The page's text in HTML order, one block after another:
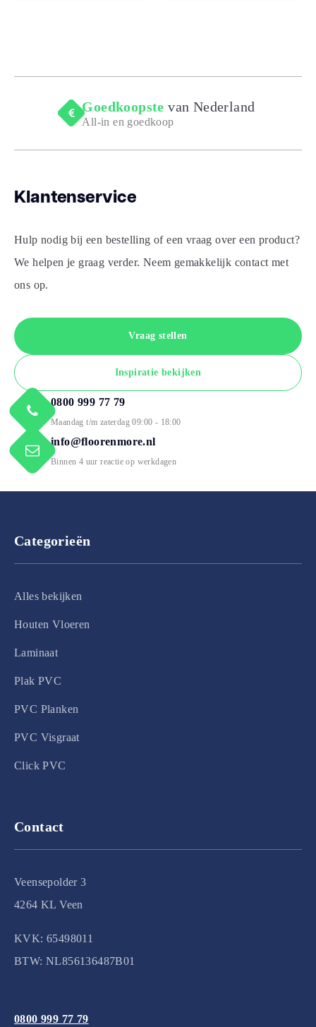
Goedkoopste van Nederland
All-in en goedkoop
Klantenservice
Hulp nodig bij een bestelling of een vraag over een product?
We helpen je graag verder. Neem gemakkelijk contact met
ons op.
Vraag stellen
Inspiratie bekijken
0800 999 77 79
Maandag t/m zaterdag 09:00 - 18:00
info@floorenmore.nl
Binnen 4 uur reactie op werkdagen
Categorieën
Alles bekijken
Houten Vloeren
Laminaat
Plak PVC
PVC Planken
PVC Visgraat
Click PVC
Contact
Veensepolder 3
4264 KL Veen
KVK: 65498011
BTW: NL856136487B01
0800 999 77 79